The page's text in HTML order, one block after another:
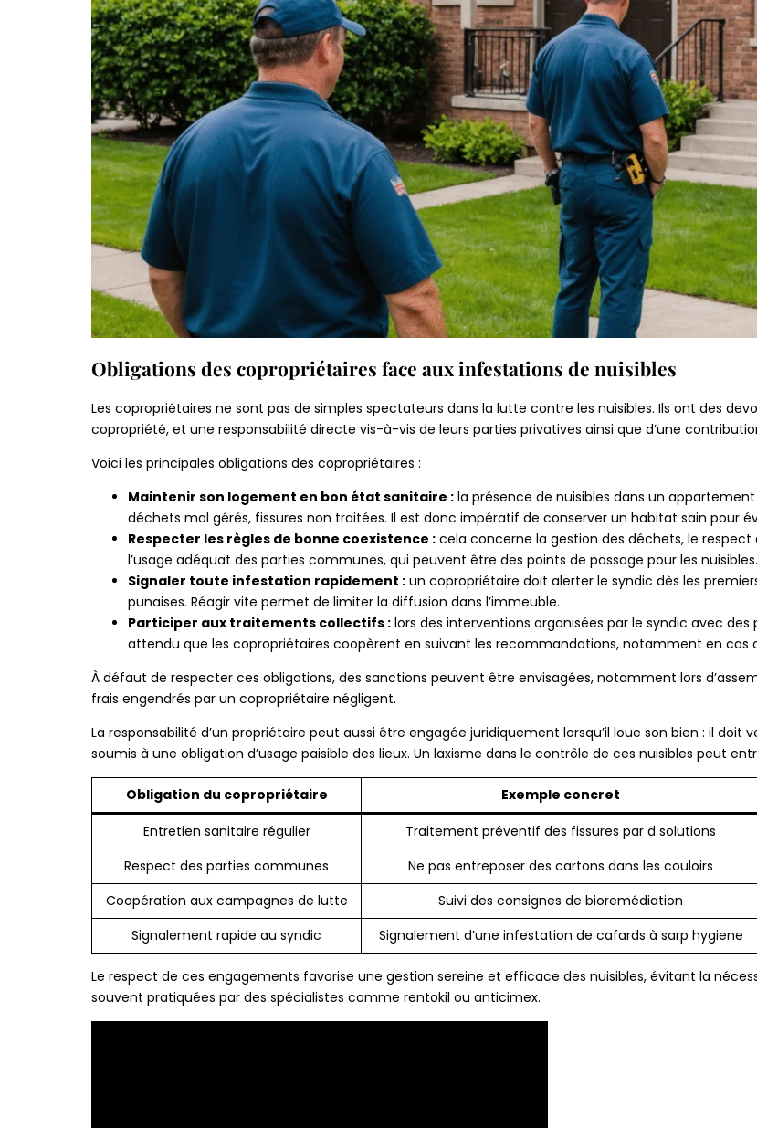
Obligations des copropriétaires face aux infestations de nuisibles
Les copropriétaires ne sont pas de simples spectateurs dans la lutte contre les nuisibles. Ils ont des
copropriété, et une responsabilité directe vis-à-vis de leurs parties privatives ainsi que d’une
Voici les principales obligations des copropriétaires :
Maintenir son logement en bon état sanitaire : la présence de nuisibles dans un
déchets mal gérés, fissures non traitées. Il est donc impératif de conserver un habitat sain pour
Respecter les règles de bonne coexistence : cela concerne la gestion des déchets, le
l’usage adéquat des parties communes, qui peuvent être des points de passage pour les nuisibles.
Signaler toute infestation rapidement : un copropriétaire doit alerter le syndic dès les
punaises. Réagir vite permet de limiter la diffusion dans l’immeuble.
Participer aux traitements collectifs : lors des interventions organisées par le syndic avec
attendu que les copropriétaires coopèrent en suivant les recommandations, notamment en
À défaut de respecter ces obligations, des sanctions peuvent être envisagées, notamment lors
frais engendrés par un copropriétaire négligent.
La responsabilité d’un propriétaire peut aussi être engagée juridiquement lorsqu’il loue son bien : il
soumis à une obligation d’usage paisible des lieux. Un laxisme dans le contrôle de ces nuisibles peut
Obligation du copropriétaire Exemple concret
Entretien sanitaire régulier
Traitement préventif des fissures par d solutions
Respect des parties communes
Ne pas entreposer des cartons dans les couloirs
Coopération aux campagnes de lutte
Suivi des consignes de bioremédiation
Signalement rapide au syndic
Signalement d’une infestation de cafards à sarp hygiene
Le respect de ces engagements favorise une gestion sereine et efficace des nuisibles, évitant la
souvent pratiquées par des spécialistes comme rentokil ou anticimex.